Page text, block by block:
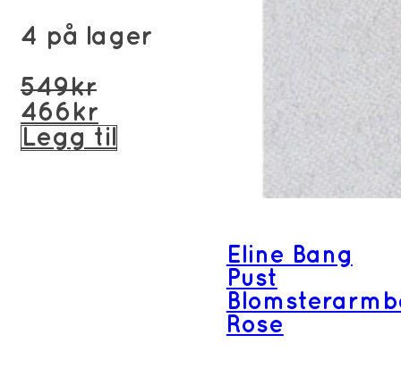
4 på lager
549krOpprinnelig
pris
var:
466 kr
pris
Legg til
Eline Bang
Pust
Rose